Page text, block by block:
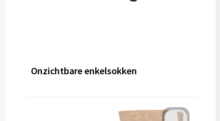
Onzichtbare enkelsokken